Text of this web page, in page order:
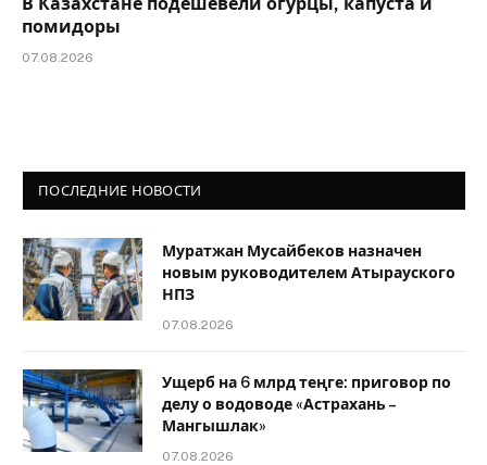
помидоры
07.08.2026
ПОСЛЕДНИЕ НОВОСТИ
Муратжан Мусайбеков назначен
новым руководителем Атырауского
НПЗ
07.08.2026
Ущерб на 6 млрд теңге: приговор по
делу о водоводе «Астрахань –
Мангышлак»
07.08.2026